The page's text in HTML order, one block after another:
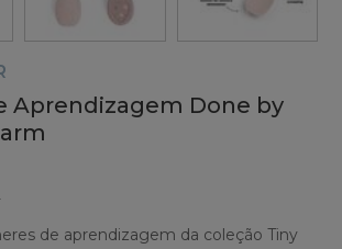
Aprendizagem Done by
de aprendizagem da coleção Tiny